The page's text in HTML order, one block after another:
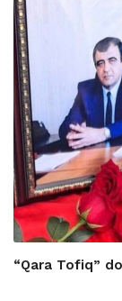
“Qara Tofiq”